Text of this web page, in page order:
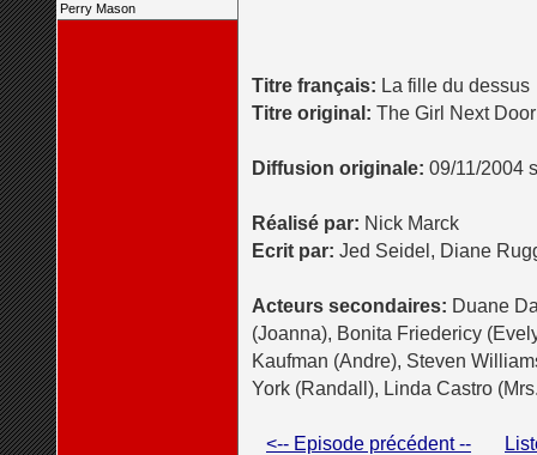
Perry Mason
Titre français: La fille du dessus
Titre original: The Girl Next Door
Diffusion originale: 09/11/2004
Réalisé par: Nick Marck
Ecrit par: Jed Seidel, Diane
Acteurs secondaires: Duane
(Joanna), Bonita Friedericy
Kaufman (Andre), Steven
York (Randall), Linda Castro
<-- Episode précédent --